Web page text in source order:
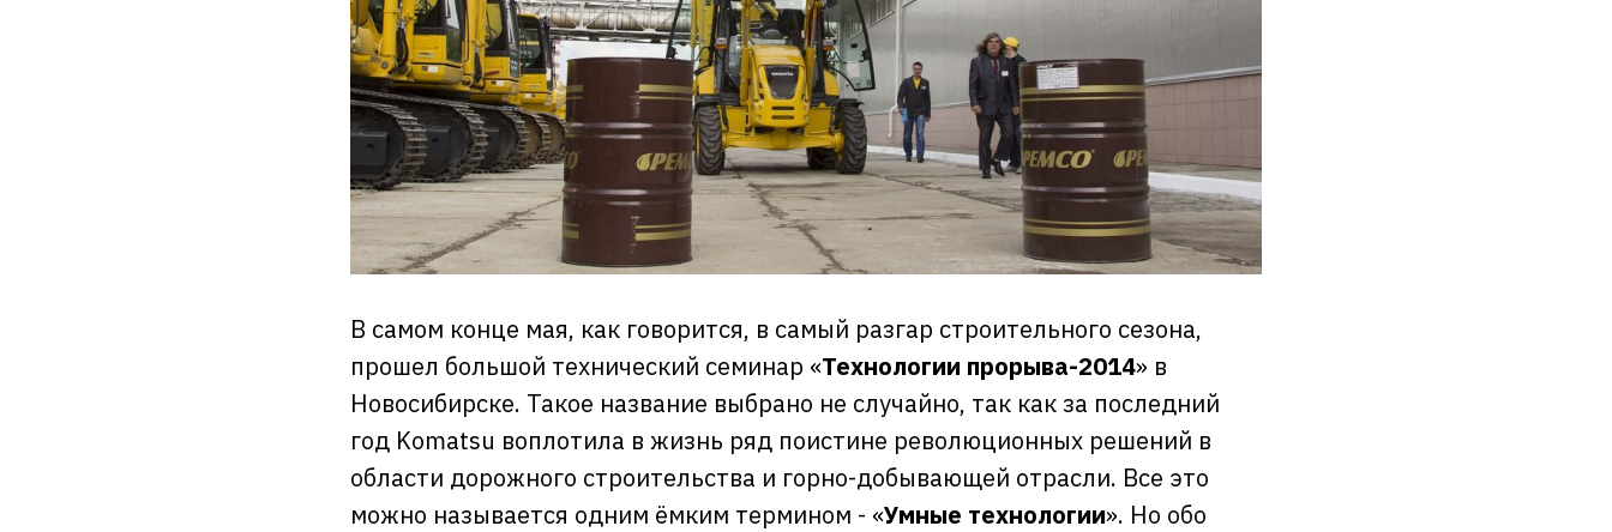
В самом конце мая, как говорится, в самый разгар строительного сезона,
прошел большой технический семинар «Технологии прорыва-2014» в
Новосибирске. Такое название выбрано не случайно, так как за последний
год Komatsu воплотила в жизнь ряд поистине революционных решений в
области дорожного строительства и горно-добывающей отрасли. Все это
можно называется одним ёмким термином - «Умные технологии». Но обо